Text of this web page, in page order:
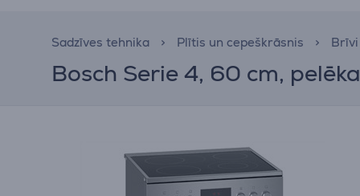
Sadzīves tehnika Plītis un cepeškrāsnis
Bosch Serie 4, 60 cm,